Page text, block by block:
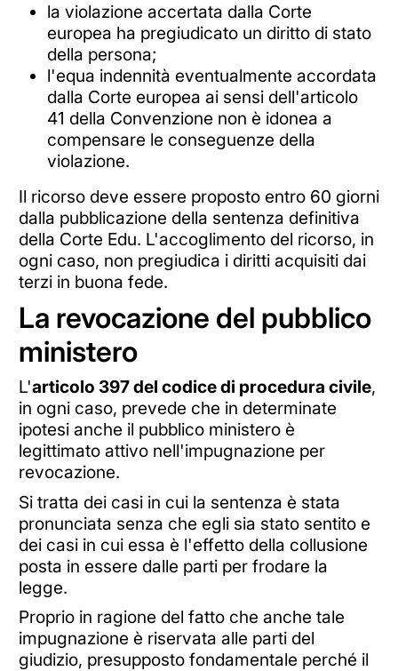
la violazione accertata dalla Corte
europea ha pregiudicato un diritto di stato
della persona;
l'equa indennità eventualmente accordata
dalla Corte europea ai sensi dell'articolo
41 della Convenzione non è idonea a
compensare le conseguenze della
violazione.
Il ricorso deve essere proposto entro 60 giorni
dalla pubblicazione della sentenza definitiva
della Corte Edu. L'accoglimento del ricorso, in
ogni caso, non pregiudica i diritti acquisiti dai
terzi in buona fede.
La revocazione del pubblico
ministero
L'articolo 397 del codice di procedura civile,
in ogni caso, prevede che in determinate
ipotesi anche il pubblico ministero è
legittimato attivo nell'impugnazione per
revocazione.
Si tratta dei casi in cui la sentenza è stata
pronunciata senza che egli sia stato sentito e
dei casi in cui essa è l'effetto della collusione
posta in essere dalle parti per frodare la
legge.
Proprio in ragione del fatto che anche tale
impugnazione è riservata alle parti del
giudizio, presupposto fondamentale perché il